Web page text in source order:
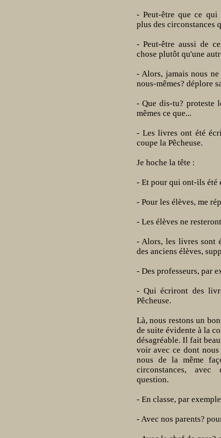
- Peut-être que ce
plus des circonstances
- Peut-être aussi de
chose plutôt qu'une
- Alors, jamais nous
nous-mêmes? déplore
- Que dis-tu? proteste
mêmes ce que...
- Les livres ont été
coupe la Pêcheuse.
Je hoche la tête :
- Et pour qui ont-ils été
- Pour les élèves, me
- Les élèves ne
- Alors, les livres sont
des anciens élèves,
- Des professeurs, par
- Qui écriront des
Pêcheuse.
Là, nous restons un
de suite évidente à la
désagréable. Il fait
voir avec ce dont
nous de la même
circonstances, avec
question.
- En classe, par
- Avec nos parents?